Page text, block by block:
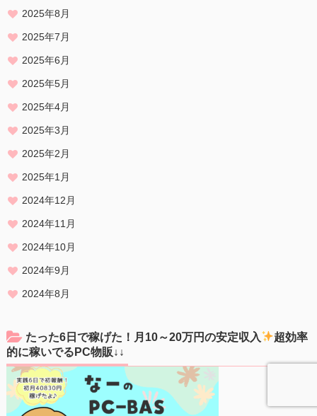
2025年8月
2025年7月
2025年6月
2025年5月
2025年4月
2025年3月
2025年2月
2025年1月
2024年12月
2024年11月
2024年10月
2024年9月
2024年8月
たった6日で稼げた！月10～20万円の安定収入
超効率
的に稼いでるPC物販↓↓